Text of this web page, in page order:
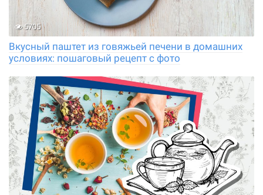
5705
Вкусный паштет из говяжьей печени в домашних
условиях: пошаговый рецепт с фото